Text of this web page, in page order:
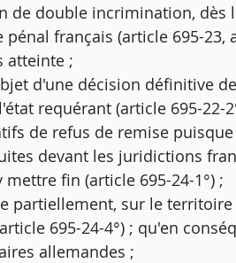
de double incrimination, dès
français (article 695-23,
atteinte ;
d'une décision définitive
requérant (article 695-22-
de refus de remise
devant les juridictions
fin (article 695-24-1°) ;
partiellement, sur le territoire
695-24-4°) ; qu'en
allemandes ;